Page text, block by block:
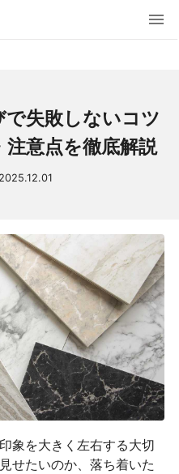
失敗しないコツ
注意点を徹底解説
2025.12.01
象を大きく左右する大切
せたいのか、落ち着いた